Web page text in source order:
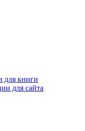
для книги
для сайта